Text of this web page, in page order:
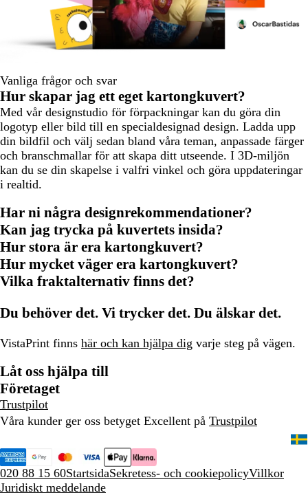
Vanliga frågor och svar
Hur skapar jag ett eget kartongkuvert?
Med vår designstudio för förpackningar kan du göra din
logotyp eller bild till en specialdesignad design. Ladda upp
din bildfil och välj sedan bland våra teman, anpassade färger
och branschmallar för att skapa ditt utseende. I 3D-miljön
kan du se din skapelse i valfri vinkel och göra uppdateringar
i realtid.
Har ni några designrekommendationer?
Kan jag trycka på kuvertets insida?
Hur stora är era kartongkuvert?
Hur mycket väger era kartongkuvert?
Vilka fraktalternativ finns det?
Du behöver det. Vi trycker det. Du älskar det.
VistaPrint finns här och kan hjälpa dig varje steg på vägen.
Låt oss hjälpa till
Företaget
Trustpilot
Våra kunder ger oss betyget Excellent på Trustpilot
020 88 15 60StartsidaSekretess- och cookiepolicyVillkor
Juridiskt meddelande